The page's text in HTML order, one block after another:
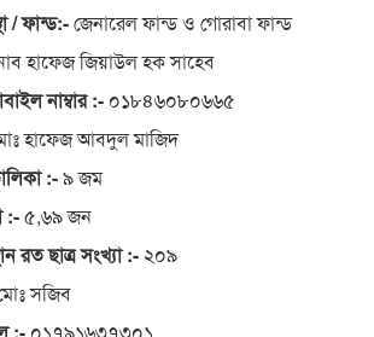
/ ফান্ড:-জেনারেল ফান্ড ও গোরাবা ফান্ড
হাফেজ জিয়াউল হক সাহেব
নাম্বার :- ০১৮৪৬০৮০৬৬৫
হাফেজ আবদুল মাজিদ
:-৯ জম
:-৫,৬৯ জন
রত ছাত্র সংখ্যা :- ২০৯
সজিব